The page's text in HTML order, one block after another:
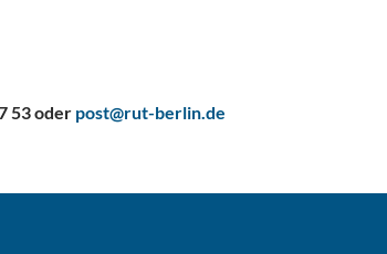
53 oder post@rut-berlin.de